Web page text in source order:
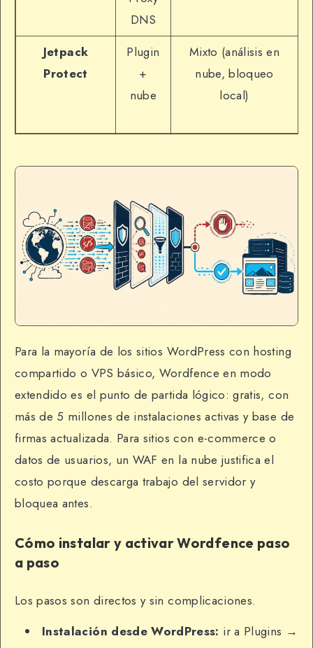
DNS
Jetpack
Protect
Plugin
+
nube
Mixto (análisis en
nube, bloqueo
local)
Para la mayoría de los sitios WordPress con hosting
compartido o VPS básico, Wordfence en modo
extendido es el punto de partida lógico: gratis, con
más de 5 millones de instalaciones activas y base de
firmas actualizada. Para sitios con e-commerce o
datos de usuarios, un WAF en la nube justifica el
costo porque descarga trabajo del servidor y
bloquea antes.
Cómo instalar y activar Wordfence paso
a paso
Los pasos son directos y sin complicaciones.
Instalación desde WordPress: ir a Plugins →